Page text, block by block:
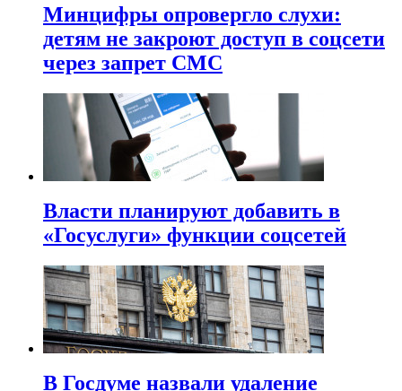
Минцифры опровергло слухи:
детям не закроют доступ в соцсети
через запрет СМС
Власти планируют добавить в
«Госуслуги» функции соцсетей
В Госдуме назвали удаление